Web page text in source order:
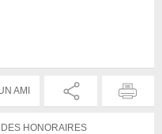
AMI
HONORAIRES